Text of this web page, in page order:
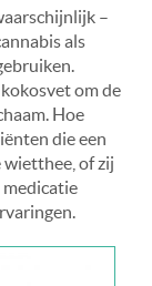
–
als
om de
Hoe
die een
of zij
medicatie